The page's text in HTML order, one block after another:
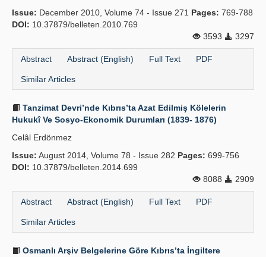
Issue: December 2010, Volume 74 - Issue 271 Pages: 769-788
DOI: 10.37879/belleten.2010.769
3593
3297
Abstract Abstract (English) Full Text PDF
Similar Articles
Tanzimat Devri’nde Kıbrıs’ta Azat Edilmiş Kölelerin
Hukukî Ve Sosyo-Ekonomik Durumları (1839- 1876)
Celâl Erdönmez
Issue: August 2014, Volume 78 - Issue 282 Pages: 699-756
DOI: 10.37879/belleten.2014.699
8088
2909
Abstract Abstract (English) Full Text PDF
Similar Articles
Osmanlı Arşiv Belgelerine Göre Kıbrıs’ta İngiltere